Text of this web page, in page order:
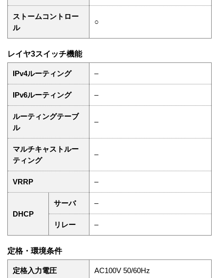
ストームコントロー
ル
○
レイヤ3スイッチ機能
IPv4ルーティング –
IPv6ルーティング –
ルーティングテーブ
ル
–
マルチキャストルー
ティング
–
VRRP –
DHCP
サーバ –
リレー –
定格・環境条件
定格入力電圧 AC100V 50/60Hz